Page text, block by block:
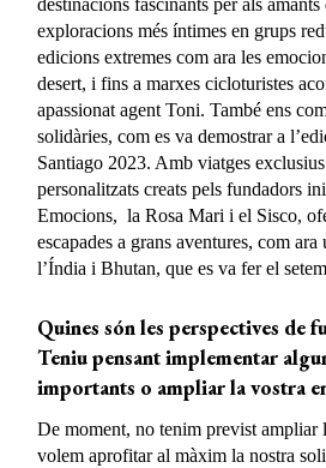
destinacions fascinants per als
exploracions més íntimes en grups
edicions extremes com ara les
desert, i fins a marxes cicloturistes
apassionat agent Toni. També ens
solidàries, com es va demostrar a
Santiago 2023. Amb viatges
personalitzats creats pels fundadors
Emocions, la Rosa Mari i el Sisco,
escapades a grans aventures, com
l’Índia i Bhutan, que es va fer el
Quines són les perspectives de
Teniu pensant implementar
importants o ampliar la vostra
De moment, no tenim previst ampliar
volem aprofitar al màxim la nostra